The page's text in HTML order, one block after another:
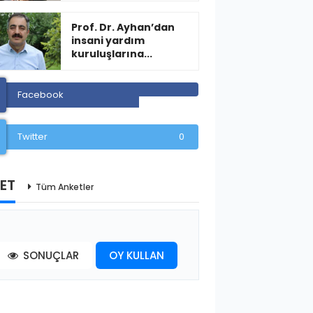
Prof. Dr. Ayhan’dan
insani yardım
kuruluşlarına...
Facebook
Twitter 0
Tüm Anketler
SONUÇLAR OY KULLAN